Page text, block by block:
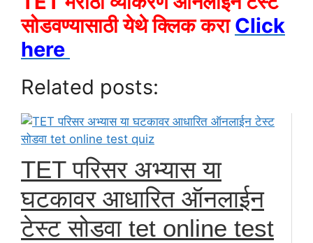
सोडवण्यासाठी येथे क्लिक करा Click
here
Related posts:
TET परिसर अभ्यास या
घटकावर आधारित ऑनलाईन
टेस्ट सोडवा tet online test